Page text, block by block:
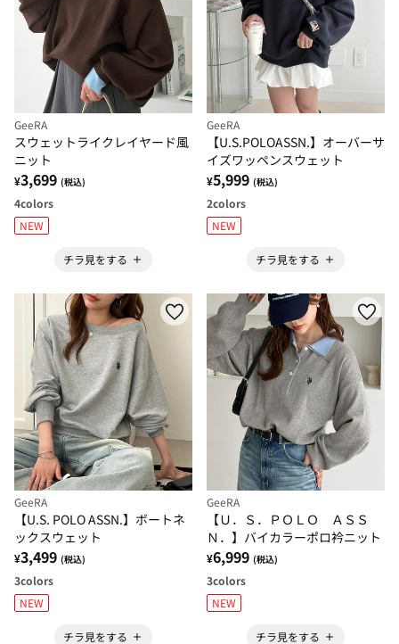
GeeRA
スウェットライクレイヤード風
ニット
¥3,699 (税込)
4colors
NEW
チラ見をする
GeeRA
【U.S.POLOASSN.】オーバーサ
イズワッペンスウェット
¥5,999 (税込)
2colors
NEW
チラ見をする
GeeRA
【U.S. POLO ASSN.】ボートネ
ックスウェット
¥3,499 (税込)
3colors
NEW
チラ見をする
GeeRA
【Ｕ．Ｓ．ＰＯＬＯ ＡＳＳ
Ｎ．】バイカラーポロ衿ニット
¥6,999 (税込)
3colors
NEW
チラ見をする